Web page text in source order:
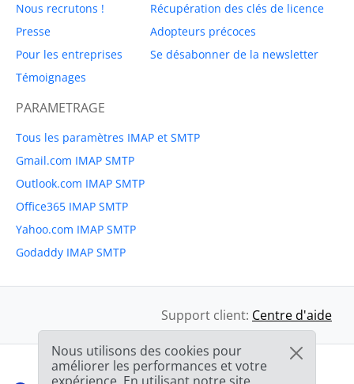
Nous recrutons !
Presse
Pour les entreprises
Témoignages
Récupération des clés de licence
Adopteurs précoces
Se désabonner de la newsletter
PARAMETRAGE
Tous les paramètres IMAP et SMTP
Gmail.com IMAP SMTP
Outlook.com IMAP SMTP
Office365 IMAP SMTP
Yahoo.com IMAP SMTP
Godaddy IMAP SMTP
Support client: Centre d'aide
Nous utilisons des cookies pour
améliorer les performances et votre